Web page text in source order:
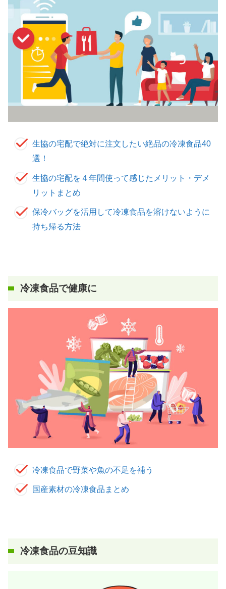
生協の宅配で絶対に注文したい絶品の冷凍食品40
選！
生協の宅配を４年間使って感じたメリット・デメ
リットまとめ
保冷バッグを活用して冷凍食品を溶けないように
持ち帰る方法
冷凍食品で健康に
冷凍食品で野菜や魚の不足を補う
国産素材の冷凍食品まとめ
冷凍食品の豆知識